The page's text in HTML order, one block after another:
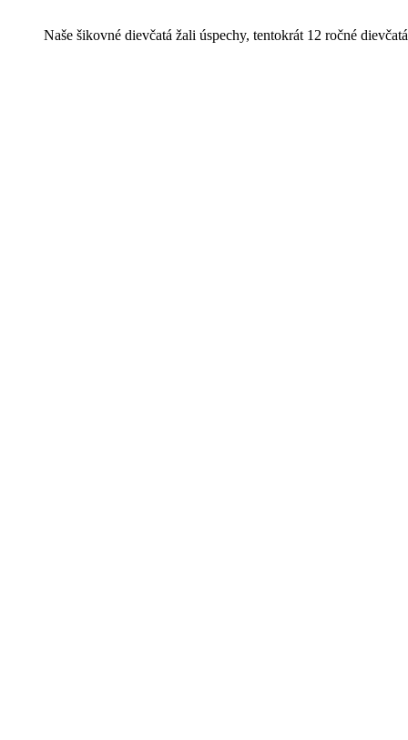
Naše šikovné dievčatá žali úspechy, tentokrát 12 ročné